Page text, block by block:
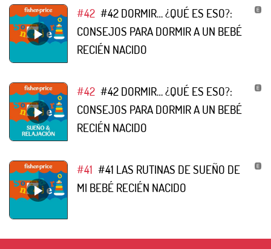
#42 #42 DORMIR… ¿QUÉ ES ESO?:
CONSEJOS PARA DORMIR A UN BEBÉ
RECIÉN NACIDO
#42 #42 DORMIR… ¿QUÉ ES ESO?:
CONSEJOS PARA DORMIR A UN BEBÉ
RECIÉN NACIDO
#41 #41 LAS RUTINAS DE SUEÑO DE
MI BEBÉ RECIÉN NACIDO